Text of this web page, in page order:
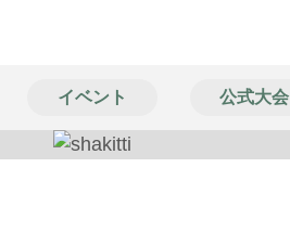
イベント 公式大会